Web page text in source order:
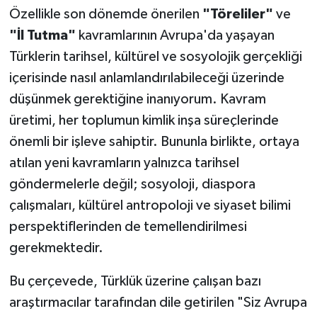
Özellikle son dönemde önerilen "Töreliler" ve
"İl Tutma" kavramlarının Avrupa'da yaşayan
Türklerin tarihsel, kültürel ve sosyolojik gerçekliği
içerisinde nasıl anlamlandırılabileceği üzerinde
düşünmek gerektiğine inanıyorum. Kavram
üretimi, her toplumun kimlik inşa süreçlerinde
önemli bir işleve sahiptir. Bununla birlikte, ortaya
atılan yeni kavramların yalnızca tarihsel
göndermelerle değil; sosyoloji, diaspora
çalışmaları, kültürel antropoloji ve siyaset bilimi
perspektiflerinden de temellendirilmesi
gerekmektedir.
Bu çerçevede, Türklük üzerine çalışan bazı
araştırmacılar tarafından dile getirilen "Siz Avrupa